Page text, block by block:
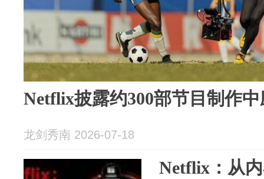
Netflix披露约300部节目制作
龙剑秀南 2026-07-18
Netflix：从